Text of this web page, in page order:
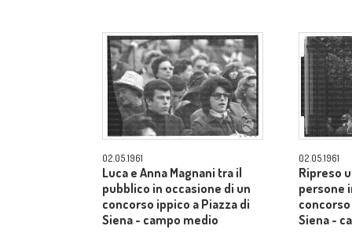
02.05.1961
Luca e Anna Magnani tra il
pubblico in occasione di un
concorso ippico a Piazza di
Siena - campo medio
02.05.1961
Ripreso
persone
Siena -